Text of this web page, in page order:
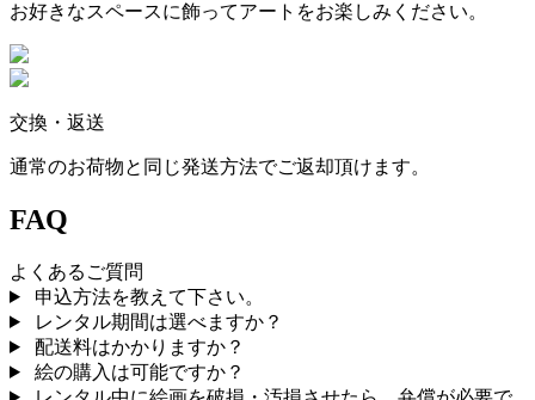
お好きなスペースに飾ってアートをお楽しみください。
交換・返送
通常のお荷物と同じ発送方法でご返却頂けます。
FAQ
よくあるご質問
申込方法を教えて下さい。
レンタル期間は選べますか？
配送料はかかりますか？
絵の購入は可能ですか？